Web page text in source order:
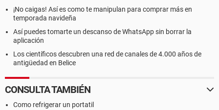
¡No caigas! Así es como te manipulan para comprar más en
temporada navideña
Así puedes tomarte un descanso de WhatsApp sin borrar la
aplicación
Los científicos descubren una red de canales de 4.000 años de
antigüedad en Belice
CONSULTA TAMBIÉN
Como refrigerar un portatil